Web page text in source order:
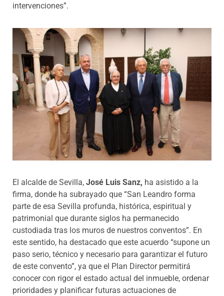
intervenciones”.
El alcalde de Sevilla, José Luis Sanz, ha asistido a la
firma, donde ha subrayado que “San Leandro forma
parte de esa Sevilla profunda, histórica, espiritual y
patrimonial que durante siglos ha permanecido
custodiada tras los muros de nuestros conventos”. En
este sentido, ha destacado que este acuerdo “supone un
paso serio, técnico y necesario para garantizar el futuro
de este convento”, ya que el Plan Director permitirá
conocer con rigor el estado actual del inmueble, ordenar
prioridades y planificar futuras actuaciones de